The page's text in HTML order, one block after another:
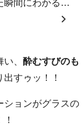
瞬間にわかる…
、 酔むすびのも
すゥッ！！
ションがグラスの